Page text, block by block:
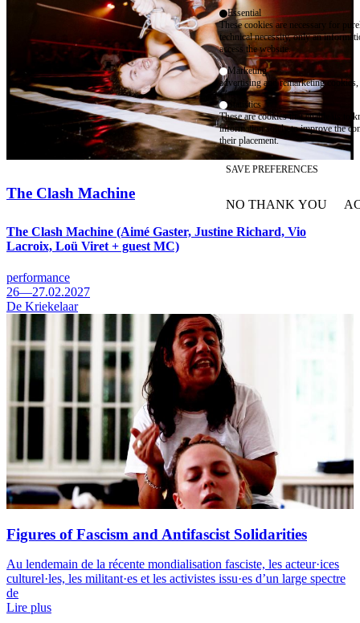
The Clash Machine
The Clash Machine (Aimé Gaster, Justine Richard, Vio
Lacroix, Loü Viret + guest MC)
performance
26—27.02.2027
De Kriekelaar
Figures of Fascism and Antifascist Solidarities
Au lendemain de la récente mondialisation fasciste, les acteur·ices
culturel·les, les militant·es et les activistes issu·es d’un large spectre
de
Lire plus
Essential
These cookies are necessary for
technical necessity, only an
access the website.
Marketing
advertising and remarketing cookies,
Statistics
These are cookies that enable us to
information solely to improve the
their placement.
SAVE PREFERENCES
NO THANK YOU
WITHDRAW